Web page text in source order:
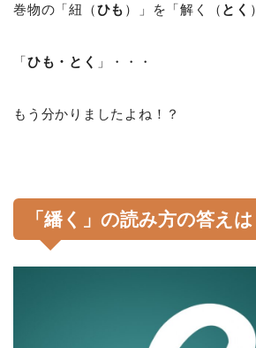
巻物の「紐（ひも ）」を「解く（ とく
「ひも・とく 」・・・
もう分かりましたよね！？
「繙く」の読み方の答えは